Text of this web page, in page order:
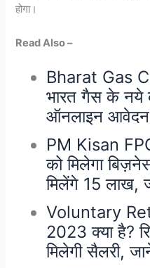
होगा।
Read Also –
Bharat Gas
भारत गैस के
ऑनलाइन आवेदन
PM Kisan
को मिलेगा
मिलेंगे 15 लाख,
Voluntary
2023 क्या है?
मिलेगी सैलरी,